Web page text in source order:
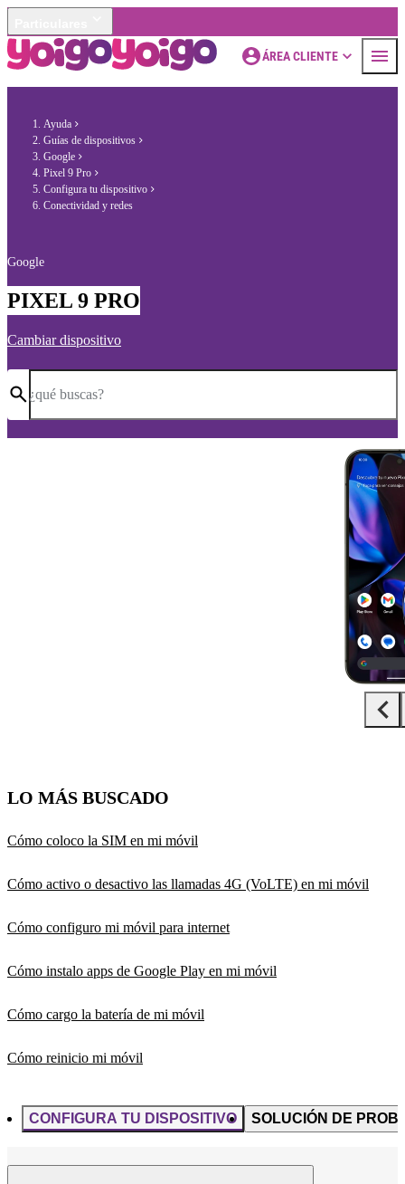
ÁREA CLIENTE
Ayuda
Guías de dispositivos
Google
Pixel 9 Pro
Configura tu dispositivo
Conectividad y redes
Google
PIXEL 9 PRO
Cambiar dispositivo
¿qué buscas?
LO MÁS BUSCADO
Cómo coloco la SIM en mi móvil
Cómo activo o desactivo las llamadas 4G (VoLTE) en mi móvil
Cómo configuro mi móvil para internet
Cómo instalo apps de Google Play en mi móvil
Cómo cargo la batería de mi móvil
Cómo reinicio mi móvil
CONFIGURA TU DISPOSITIVO SOLUCIÓN DE